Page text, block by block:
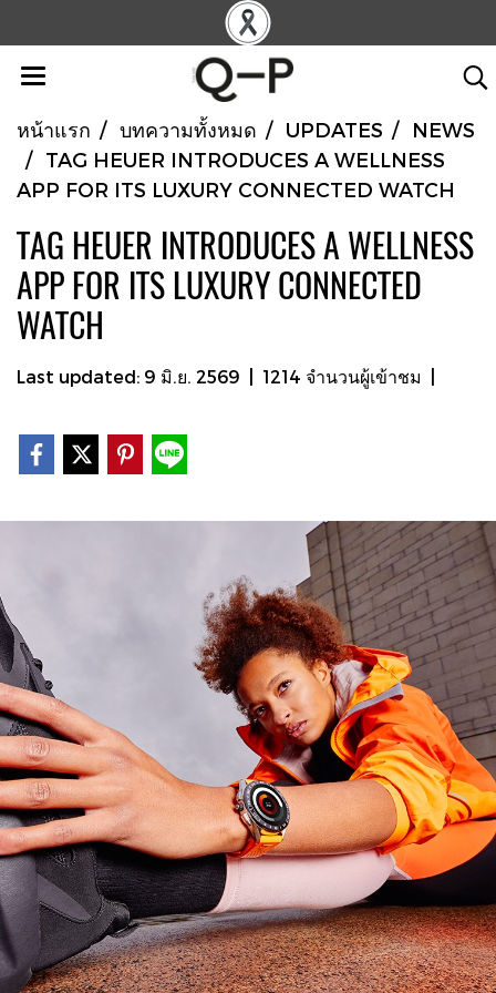
หน้าแรก บทความทั้งหมด UPDATES
NEWS
TAG HEUER INTRODUCES A WELLNESS
APP FOR ITS LUXURY CONNECTED WATCH
TAG HEUER INTRODUCES A WELLNESS
APP FOR ITS LUXURY CONNECTED
WATCH
Last updated: 9 มิ.ย. 2569 1214 จำนวนผู้เข้าชม